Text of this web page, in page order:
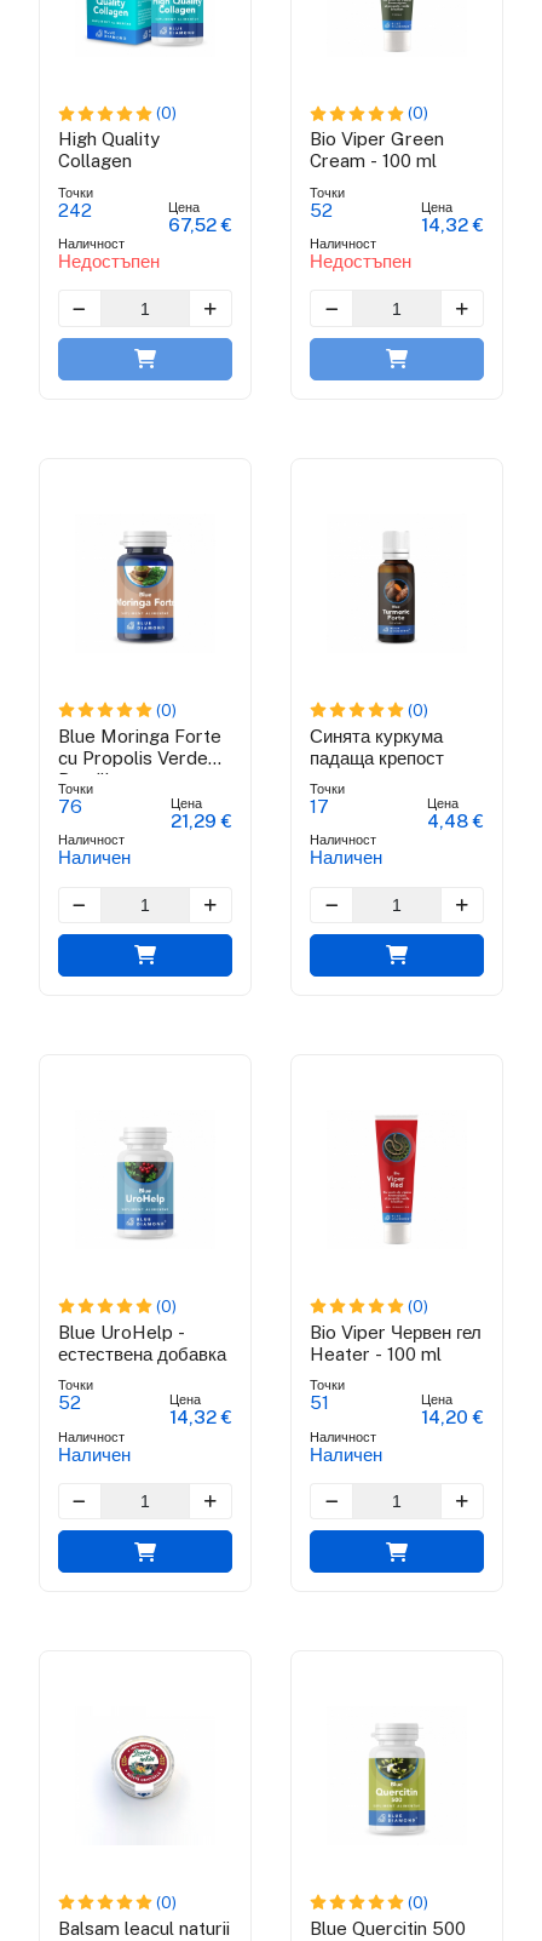
(0)
High Quality
Collagen
Точки
242
Наличност
Недостъпен
Цена
67,52 €
(0)
Bio Viper Green
Cream - 100 ml
Точки
52
Наличност
Недостъпен
Цена
14,32 €
(0)
Blue Moringa Forte
cu Propolis Verde
Brazilian
Точки
76
Наличност
Наличен
Цена
21,29 €
(0)
Синята куркума
падаща крепост
Точки
17
Наличност
Наличен
Цена
4,48 €
(0)
Blue UroHelp -
естествена добавка
Точки
52
Наличност
Наличен
Цена
14,32 €
(0)
Bio Viper Червен гел
Heater - 100 ml
Точки
51
Наличност
Наличен
Цена
14,20 €
(0)
Balsam leacul naturii
(0)
Blue Quercitin 500